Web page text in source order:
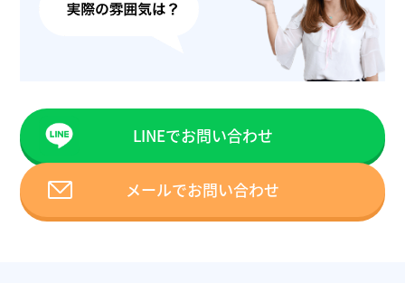
LINEでお問い合わせ
メールでお問い合わせ